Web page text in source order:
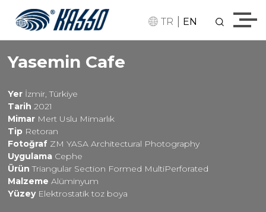
TR | EN
Yasemin Cafe
Yer İzmir, Türkiye
Tarih 2021
Mimar Mert Uslu Mimarlık
Tip Retoran
Fotoğraf ZM YASA Architectural Photography
Uygulama Cephe
Ürün Triangular Section Formed MultiPerforated
Malzeme Alüminyum
YüzeyElektrostatik toz boya